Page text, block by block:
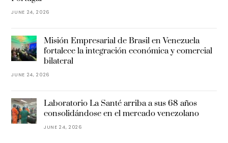
JUNE 24, 2026
Misión Empresarial de Brasil en Venezuela
fortalece la integración económica y comercial
bilateral
JUNE 24, 2026
Laboratorio La Santé arriba a sus 68 años
consolidándose en el mercado venezolano
JUNE 24, 2026